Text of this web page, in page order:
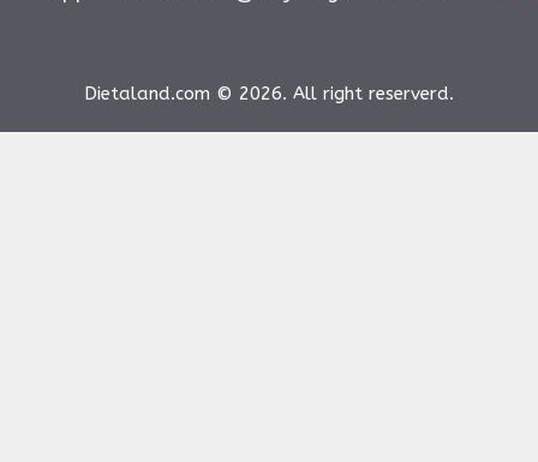
Dietaland.com © 2026. All right reserverd.